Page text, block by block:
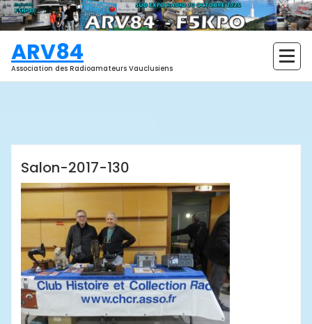
Aller
au
contenu
ARV84
Association des Radioamateurs Vauclusiens
Salon-2017-130